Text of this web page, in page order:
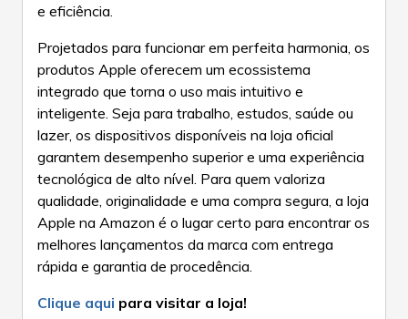
e eficiência.
Projetados para funcionar em perfeita harmonia, os
produtos Apple oferecem um ecossistema
integrado que torna o uso mais intuitivo e
inteligente. Seja para trabalho, estudos, saúde ou
lazer, os dispositivos disponíveis na loja oficial
garantem desempenho superior e uma experiência
tecnológica de alto nível. Para quem valoriza
qualidade, originalidade e uma compra segura, a loja
Apple na Amazon é o lugar certo para encontrar os
melhores lançamentos da marca com entrega
rápida e garantia de procedência.
Clique aqui para visitar a loja!